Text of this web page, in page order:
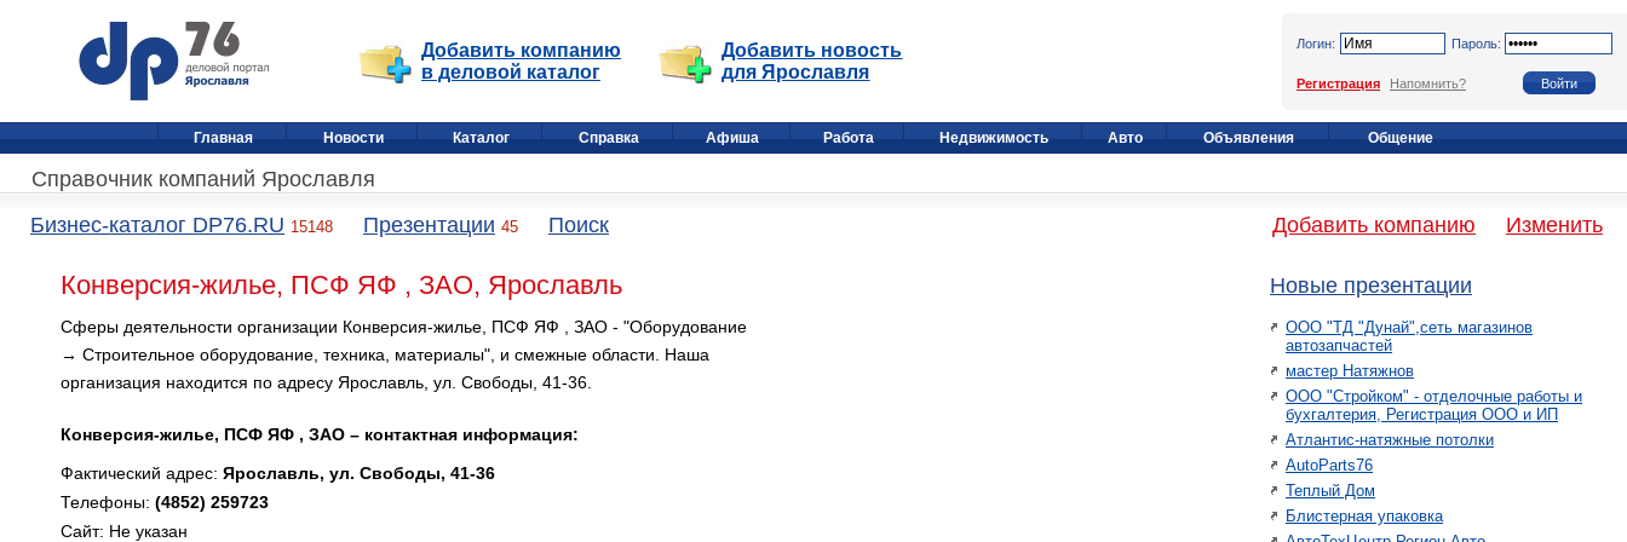
Добавить компанию
в деловой каталог
Добавить новость
для Ярославля
Логин: Пароль:
Регистрация Напомнить?
Главная Новости Каталог Справка Афиша Работа Недвижимость Авто Объявления Общение
Справочник компаний Ярославля
Бизнес-каталог DP76.RU 15148 Презентации 45 Поиск Добавить компанию Изменить
Конверсия-жилье, ПСФ ЯФ , ЗАО, Ярославль
Сферы деятельности организации Конверсия-жилье, ПСФ ЯФ , ЗАО - "Оборудование
→ Строительное оборудование, техника, материалы", и смежные области. Наша
организация находится по адресу Ярославль, ул. Свободы, 41-36.
Конверсия-жилье, ПСФ ЯФ , ЗАО – контактная информация:
Фактический адрес: Ярославль, ул. Свободы, 41-36
Телефоны: (4852) 259723
Сайт: Не указан
Новые презентации
ООО "ТД "Дунай",сеть магазинов
автозапчастей
мастер Натяжнов
ООО "Стройком" - отделочные работы и
бухгалтерия, Регистрация ООО и ИП
Атлантис-натяжные потолки
AutoParts76
Теплый Дом
Блистерная упаковка